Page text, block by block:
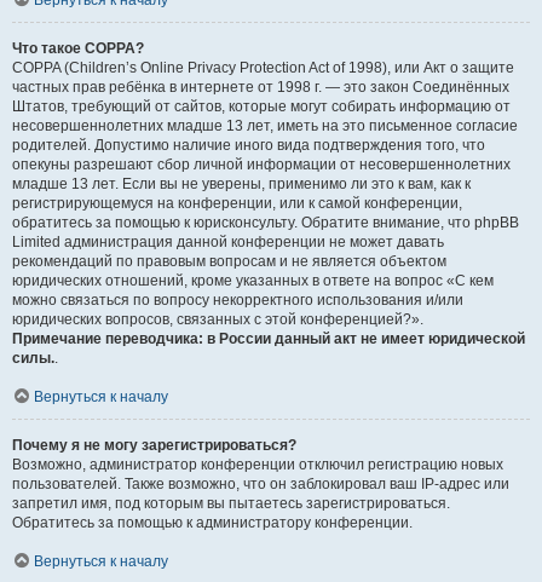
Что такое COPPA?
COPPA (Children’s Online Privacy Protection Act of 1998), или Акт о защите
частных прав ребёнка в интернете от 1998 г. — это закон Соединённых
Штатов, требующий от сайтов, которые могут собирать информацию от
несовершеннолетних младше 13 лет, иметь на это письменное согласие
родителей. Допустимо наличие иного вида подтверждения того, что
опекуны разрешают сбор личной информации от несовершеннолетних
младше 13 лет. Если вы не уверены, применимо ли это к вам, как к
регистрирующемуся на конференции, или к самой конференции,
обратитесь за помощью к юрисконсульту. Обратите внимание, что phpBB
Limited администрация данной конференции не может давать
рекомендаций по правовым вопросам и не является объектом
юридических отношений, кроме указанных в ответе на вопрос «С кем
можно связаться по вопросу некорректного использования и/или
юридических вопросов, связанных с этой конференцией?».
Примечание переводчика: в России данный акт не имеет юридической
силы..
Вернуться к началу
Почему я не могу зарегистрироваться?
Возможно, администратор конференции отключил регистрацию новых
пользователей. Также возможно, что он заблокировал ваш IP-адрес или
запретил имя, под которым вы пытаетесь зарегистрироваться.
Обратитесь за помощью к администратору конференции.
Вернуться к началу